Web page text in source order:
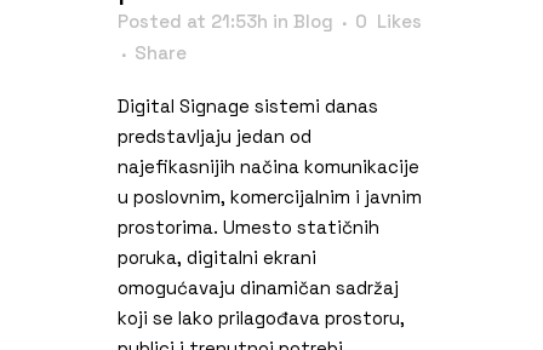
Posted at 21:53h in Blog 0 Likes
Share
Digital Signage sistemi danas
predstavljaju jedan od
najefikasnijih načina komunikacije
u poslovnim, komercijalnim i javnim
prostorima. Umesto statičnih
poruka, digitalni ekrani
omogućavaju dinamičan sadržaj
koji se lako prilagođava prostoru,